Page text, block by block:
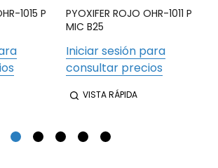
1015 P
PYOXIFER ROJO OHR-1011 P
MIC B25
Iniciar sesión para
consultar precios
VISTA RÁPIDA